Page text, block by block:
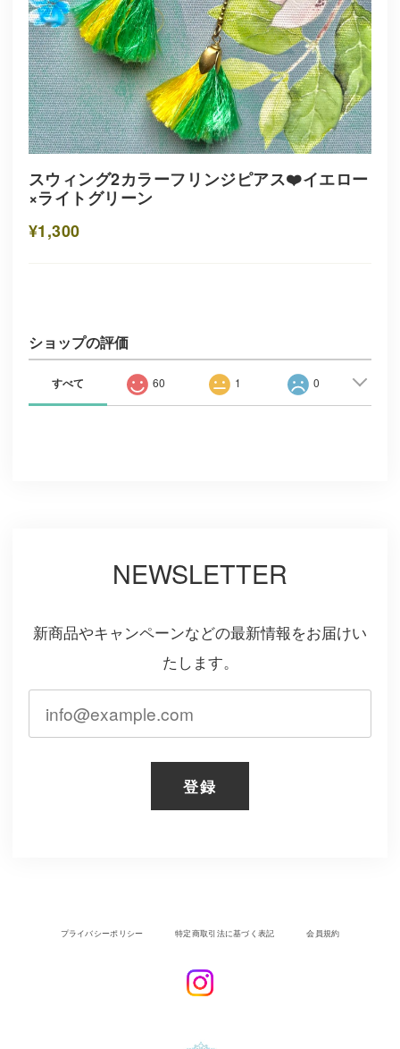
スウィング2カラーフリンジピアス❤️イエロー
×ライトグリーン
¥1,300
ショップの評価
すべて 60 1 0
NEWSLETTER
新商品やキャンペーンなどの最新情報をお届けい
たします。
登録
プライバシーポリシー 特定商取引法に基づく表記 会員規約